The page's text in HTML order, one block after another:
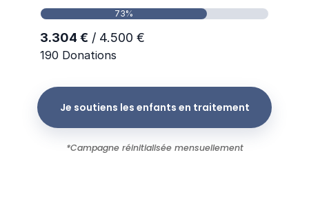
Je soutiens les enfants en traitement
*Campagne réinitialisée mensuellement